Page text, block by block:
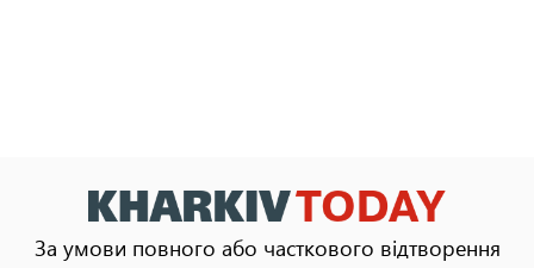
За умови повного або часткового відтворення